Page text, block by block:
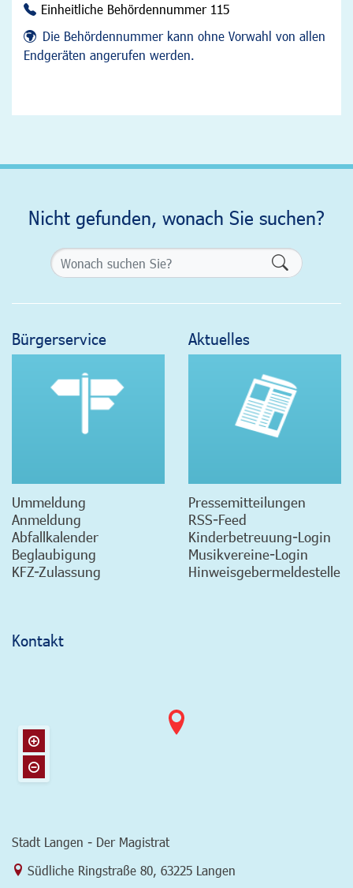
Einheitliche Behördennummer 115
Die Behördennummer kann ohne Vorwahl von allen
Endgeräten angerufen werden.
Nicht gefunden, wonach Sie suchen?
Bürgerservice
Ummeldung
Anmeldung
Abfallkalender
Beglaubigung
KFZ-Zulassung
Aktuelles
Pressemitteilungen
RSS-Feed
Kinderbetreuung-Login
Musikvereine-Login
Hinweisgebermeldestelle
Kontakt
Stadt Langen - Der Magistrat
Link zur Google-Maps Navigation
Südliche Ringstraße 80 63225 Langen